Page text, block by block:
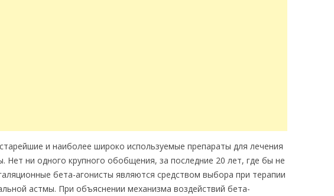
и наиболее широко используемые препараты для лечения
Нет ни одного крупного обобщения, за последние 20 лет, где бы не
бета-агонисты являются средством выбора при терапии
астмы. При объяснении механизма воздействий бета-